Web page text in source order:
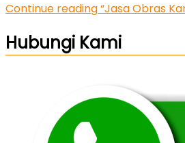
Continue reading“Jasa Obras
Hubungi Kami